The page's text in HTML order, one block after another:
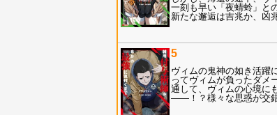
一刻も早い「夜蜻蛉」と
新たな邂逅は吉兆か、凶
5
ヴィムの鬼神の如き活躍
ってヴィムが負ったダメ
通して、ヴィムの心境に
――！？様々な思惑が交